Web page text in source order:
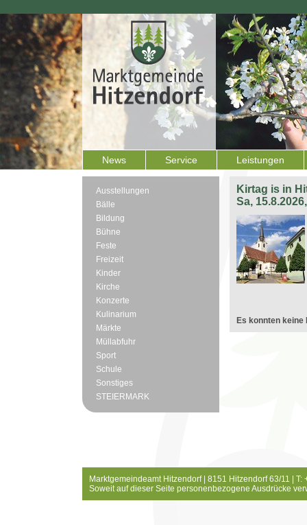
News Service Leistungen
Ausstellungen
Bälle
Bildung
Bühne
Feste
Freizeit
Kinder
Kirche
Konzerte
Kulinarium
Märkte
Müllabfuhr
Sport
Schule
Sonstiges
STEIERMARK
Kirtag is in
Sa,
Es konnten keine
Marktgemeindeamt Hitzendorf | 8151 Hitzendorf 63/11 |
Soweit auf dieser Seite personenbezogene Ausdrücke